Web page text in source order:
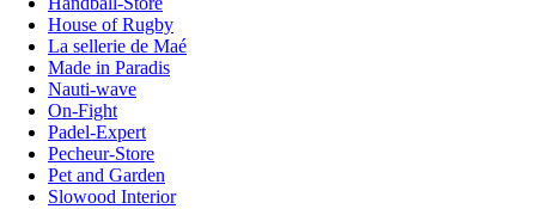
House of Rugby
La sellerie de Maé
Made in Paradis
Nauti-wave
On-Fight
Padel-Expert
Pecheur-Store
Pet and Garden
Slowood Interior